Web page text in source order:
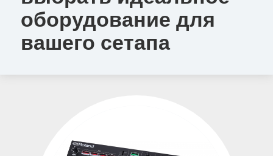
оборудование для
вашего сетапа